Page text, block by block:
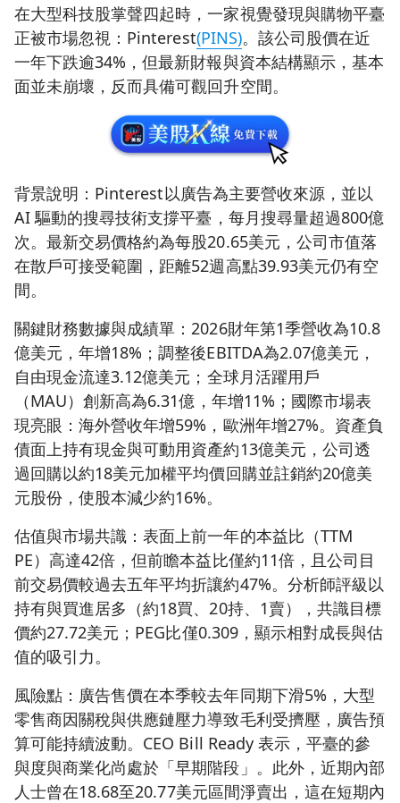
在大型科技股掌聲四起時，一家視覺發現與購物平臺
正被市場忽視：Pinterest(PINS)。該公司股價在近
一年下跌逾34%，但最新財報與資本結構顯示，基本
面並未崩壞，反而具備可觀回升空間。
背景說明：Pinterest以廣告為主要營收來源，並以
AI 驅動的搜尋技術支撐平臺，每月搜尋量超過800億
次。最新交易價格約為每股20.65美元，公司市值落
在散戶可接受範圍，距離52週高點39.93美元仍有空
間。
關鍵財務數據與成績單：2026財年第1季營收為10.8
億美元，年增18%；調整後EBITDA為2.07億美元，
自由現金流達3.12億美元；全球月活躍用戶
（MAU）創新高為6.31億，年增11%；國際市場表
現亮眼：海外營收年增59%，歐洲年增27%。資產負
債面上持有現金與可動用資產約13億美元，公司透
過回購以約18美元加權平均價回購並註銷約20億美
元股份，使股本減少約16%。
估值與市場共識：表面上前一年的本益比（TTM
PE）高達42倍，但前瞻本益比僅約11倍，且公司目
前交易價較過去五年平均折讓約47%。分析師評級以
持有與買進居多（約18買、20持、1賣），共識目標
價約27.72美元；PEG比僅0.309，顯示相對成長與估
值的吸引力。
風險點：廣告售價在本季較去年同期下滑5%，大型
零售商因關稅與供應鏈壓力導致毛利受擠壓，廣告預
算可能持續波動。CEO Bill Ready 表示，平臺的參
與度與商業化尚處於「早期階段」。此外，近期內部
人士曾在18.68至20.77美元區間淨賣出，這在短期內